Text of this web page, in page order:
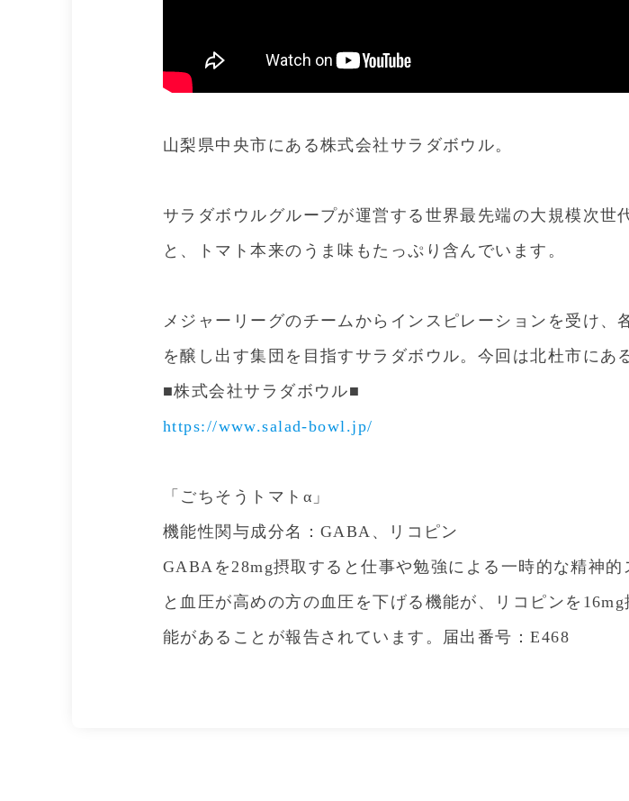
山梨県中央市にある株式会社サラダボウル。
サラダボウルグループが運営する世界最先端の大規模次世
と、トマト本来のうま味もたっぷり含んでいます。
メジャーリーグのチームからインスピレーションを受け
を醸し出す集団を目指すサラダボウル。今回は北杜市にあ
■株式会社サラダボウル■
https://www.salad-bowl.jp/
「ごちそうトマトα」
機能性関与成分名：GABA、リコピン
GABAを28mg摂取すると仕事や勉強による一時的な精神
と血圧が高めの方の血圧を下げる機能が、リコピンを
能があることが報告されています。届出番号：E468